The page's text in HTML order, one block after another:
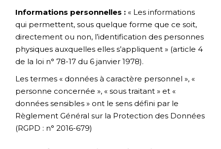
Informations personnelles : « Les informations
qui permettent, sous quelque forme que ce soit,
directement ou non, l’identification des personnes
physiques auxquelles elles s’appliquent » (article 4
de la loi n° 78-17 du 6 janvier 1978).
Les termes « données à caractère personnel », «
personne concernée », « sous traitant » et «
données sensibles » ont le sens défini par le
Règlement Général sur la Protection des Données
(RGPD : n° 2016-679)